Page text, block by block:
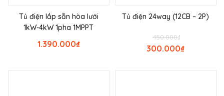
Tủ điện lắp sẵn hòa lưới
1kW-4kW 1pha 1MPPT
₫
1.390.000
Tủ điện 24way (12CB – 2P)
₫
450.000
₫
300.000